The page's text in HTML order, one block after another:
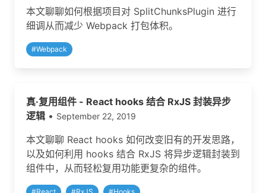
本文聊聊如何根据项目对 SplitChunksPlugin 进行
细调从而减少 Webpack 打包体积。
#Webpack
真·复用组件 - React hooks 结合 RxJS 封装异步
逻辑 • September 22, 2019
本文聊聊 React hooks 如何改变旧有的开发思路，
以及如何利用 hooks 结合 RxJS 将异步逻辑封装到
组件中，从而轻松复用功能更复杂的组件。